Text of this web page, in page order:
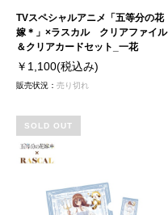
TVスペシャルアニメ「五等分の花
嫁＊」×ラスカル クリアファイル
＆クリアカードセット_一花
￥1,100(税込み)
販売状況： 売り切れ
SOLD OUT